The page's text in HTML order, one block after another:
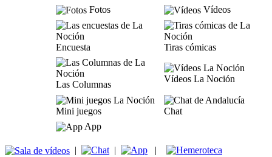
Fotos
Vídeos
Encuesta Tiras cómicas
Las Columnas
Vídeos La Noción
Mini juegos
Chat
App
| | |